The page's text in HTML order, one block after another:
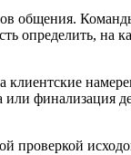
общения.
определить, на
финализация
проверкой